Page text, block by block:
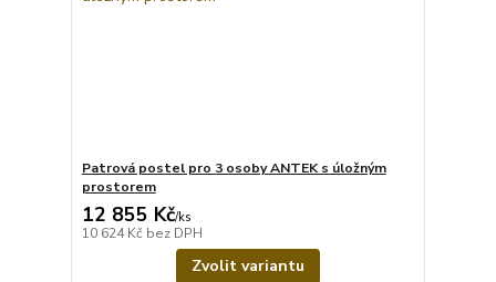
Patrová postel pro 3 osoby ANTEK s úložným
prostorem
12 855 Kč/ks
10 624 Kč bez DPH
Zvolit variantu